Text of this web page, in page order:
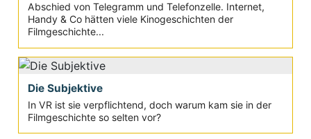
Abschied von Telegramm und Telefonzelle. Internet,
Handy & Co hätten viele Kinogeschichten der
Filmgeschichte...
Die Subjektive
In VR ist sie verpflichtend, doch warum kam sie in der
Filmgeschichte so selten vor?